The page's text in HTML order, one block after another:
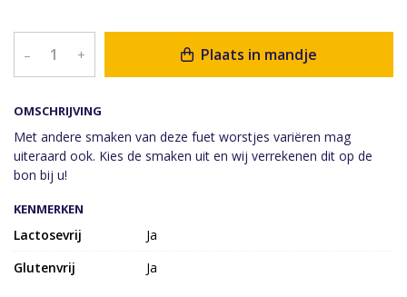
OMSCHRIJVING
Met andere smaken van deze fuet worstjes variëren mag
uiteraard ook. Kies de smaken uit en wij verrekenen dit op de
bon bij u!
– + Plaats in mandje
KENMERKEN
Lactosevrij
Ja
Glutenvrij
Ja